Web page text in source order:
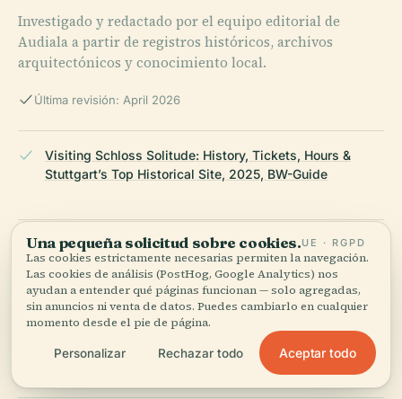
Investigado y redactado por el equipo editorial de
Audiala a partir de registros históricos, archivos
arquitectónicos y conocimiento local.
Última revisión: April 2026
Visiting Schloss Solitude: History, Tickets, Hours &
Stuttgart’s Top Historical Site, 2025, BW-Guide
Visiting Schloss Solitude: History, Tickets, Hours &
Stuttgart’s Top Historical Site, 2025, Stuttgart Tourist
Castle Solitude Visiting Hours, Tickets, and Highlights:
Your Complete Guide to Stuttgart's Historical Gem, 2025
Una pequeña solicitud sobre cookies.UE · RGPD
Las cookies estrictamente necesarias permiten la navegación.
Las cookies de análisis (PostHog, Google Analytics) nos
ayudan a entender qué páginas funcionan — solo agregadas,
sin anuncios ni venta de datos. Puedes cambiarlo en cualquier
momento desde el pie de página.
Personalizar Rechazar todo Aceptar todo